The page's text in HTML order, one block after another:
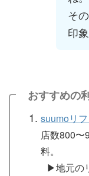
そ
印
おすすめの
suumoリ
店数800〜
料。
▶︎地元の